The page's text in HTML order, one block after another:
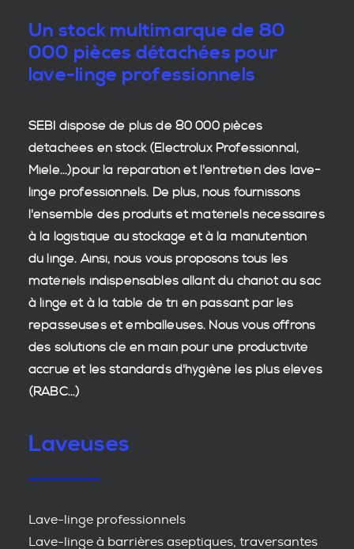
Un stock multimarque de 80
000 pièces détachées pour
lave-linge professionnels
SEBI dispose de plus de 80 000pièces
détachées en stock(Electrolux Professionnal,
Miele...)pour la réparation et l'entretien des lave-
linge professionnels. De plus, nous fournissons
l'ensemble des produits et matériels nécessaires
à la logistique au stockage et à la manutention
du linge. Ainsi, nous vous proposons tous les
matériels indispensables allant du chariot au sac
à linge et à la table de tri en passant par les
repasseuses et emballeuses. Nous vous offrons
des solutions clé en main pour une productivité
accrue et lesstandards d'hygiène les plus élevés
(RABC...)
Laveuses
Lave-linge professionnels
Lave-linge à barrières aseptiques, traversantes